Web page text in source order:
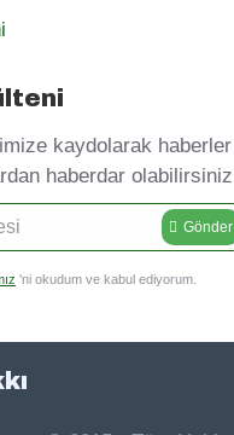
kaydolarak
haberdar
Gönder
'ni okudum ve kabul ediyorum.